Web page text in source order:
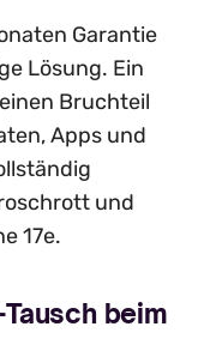
Garantie
Lösung. Ein
Bruchteil
Apps und
und
17e.
beim